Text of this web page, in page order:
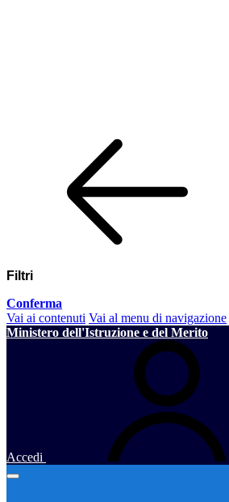
Filtri
Conferma
Vai ai contenuti Vai al menu di navigazione
Ministero dell'Istruzione e del Merito
Accedi